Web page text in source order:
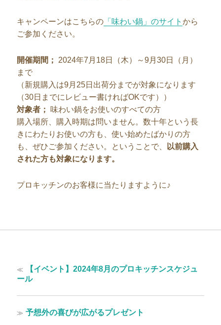
キャンペーンはこちらの 「味わい鍋」のサイトから
ご参加ください。
開催期間；
2024年7月18日（木）～9月30日（月）
まで
（新規購入は9月25日出荷分までが対象になります
（30日までにレビュー書ければOKです））
対象者；
味わい鍋をお使いのすべての方
購入場所、購入時期は問いません。数十年という長
きにわたりお使いの方も、使い始めたばかりの方
も、ぜひご参加ください。ということで、
以前購入
された方も対象になります。
プロキッチンのお客様に当たりますように♪
稿
≪
過
去
投
稿:
【イベント】2024年8月のプロキッチンスケジュ
ール
≫ 次
予想外の喜びが広がるプレゼント